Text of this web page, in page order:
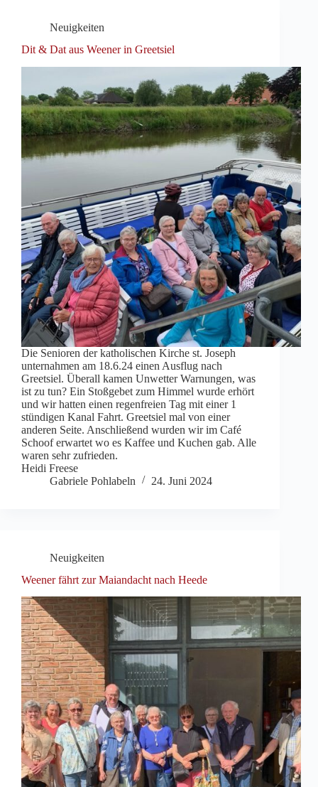
Neuigkeiten
Dit & Dat aus Weener in Greetsiel
Die Senioren der katholischen Kirche st. Joseph
unternahmen am 18.6.24 einen Ausflug nach
Greetsiel. Überall kamen Unwetter Warnungen, was
ist zu tun? Ein Stoßgebet zum Himmel wurde erhört
und wir hatten einen regenfreien Tag mit einer 1
stündigen Kanal Fahrt. Greetsiel mal von einer
anderen Seite. Anschließend wurden wir im Café
Schoof erwartet wo es Kaffee und Kuchen gab. Alle
waren sehr zufrieden.
Heidi Freese
Gabriele Pohlabeln
24. Juni 2024
Neuigkeiten
Weener fährt zur Maiandacht nach Heede